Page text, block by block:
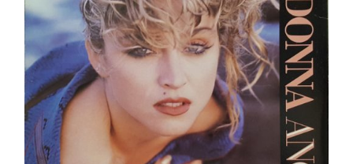
Ajouter au panier Détails